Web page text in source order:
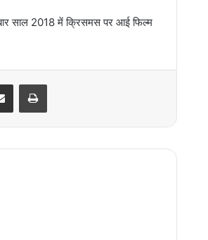
साल 2018 में क्रिसमस पर आई फिल्म